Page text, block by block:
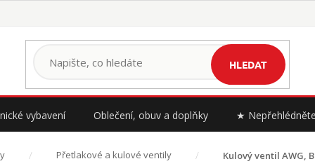
HLEDAT
vybavení Oblečení, obuv a doplňky ★
Přetlakové a kulové ventily Kulový ventil AWG,